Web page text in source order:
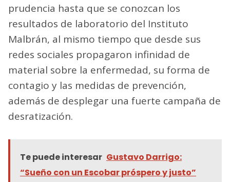
prudencia hasta que se conozcan los
resultados de laboratorio del Instituto
Malbrán, al mismo tiempo que desde sus
redes sociales propagaron infinidad de
material sobre la enfermedad, su forma de
contagio y las medidas de prevención,
además de desplegar una fuerte campaña de
desratización.
Te puede interesar Gustavo Darrigo:
“Sueño con un Escobar próspero y justo”